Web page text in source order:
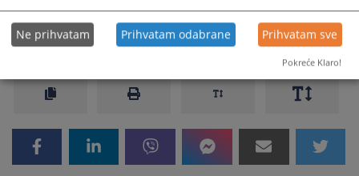
Prikazana vijest je na: Hrvatski jezik
591PREGLEDA
Ne prihvatam Prihvatam odabrane Prihvatam sve
Pokreće Klaro!